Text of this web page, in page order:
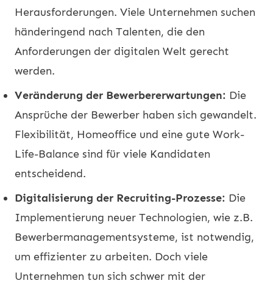
Herausforderungen. Viele Unternehmen suchen
händeringend nach Talenten, die den
Anforderungen der digitalen Welt gerecht
werden.
Veränderung der Bewerbererwartungen: Die
Ansprüche der Bewerber haben sich gewandelt.
Flexibilität, Homeoffice und eine gute Work-
Life-Balance sind für viele Kandidaten
entscheidend.
Digitalisierung der Recruiting-Prozesse: Die
Implementierung neuer Technologien, wie z.B.
Bewerbermanagementsysteme, ist notwendig,
um effizienter zu arbeiten. Doch viele
Unternehmen tun sich schwer mit der